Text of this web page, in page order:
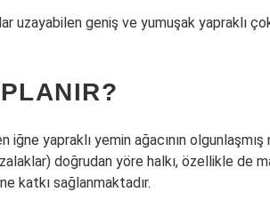
uzayabilen geniş ve yumuşak yapraklı
iğne yapraklı yemin ağacının
doğrudan yöre halkı, özellikle de
katkı sağlanmaktadır.